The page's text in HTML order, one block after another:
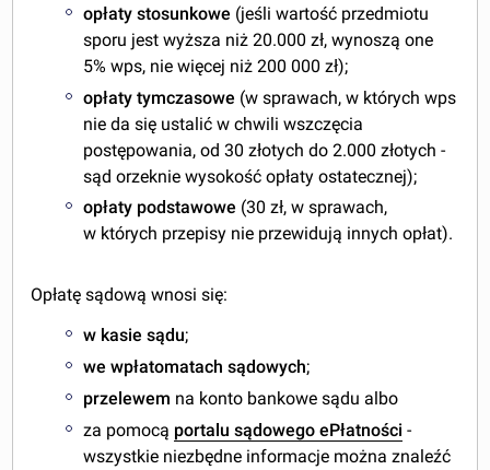
opłaty stosunkowe (jeśli wartość przedmiotu
sporu jest wyższa niż 20.000 zł, wynoszą one
5% wps, nie więcej niż 200 000 zł);
opłaty tymczasowe (w sprawach, w których wps
nie da się ustalić w chwili wszczęcia
postępowania, od 30 złotych do 2.000 złotych -
sąd orzeknie wysokość opłaty ostatecznej);
opłaty podstawowe (30 zł, w sprawach,
w których przepisy nie przewidują innych opłat).
Opłatę sądową wnosi się:
w kasie sądu;
we wpłatomatach sądowych;
przelewem na konto bankowe sądu albo
za pomocą portalu sądowego ePłatności -
wszystkie niezbędne informacje można znaleźć